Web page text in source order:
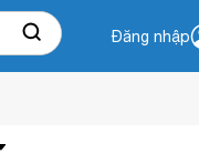
Đăng nhập